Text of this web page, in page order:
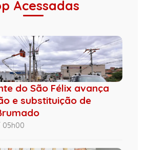
Acessadas
do São Félix avança
e substituição de
05h00